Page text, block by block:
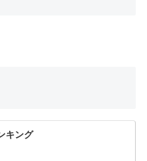
キング